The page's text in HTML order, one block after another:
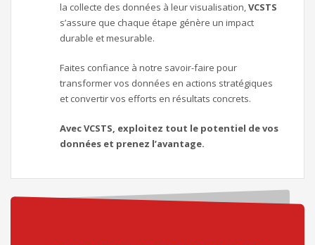
la collecte des données à leur visualisation,VCSTS
s’assure que chaque étape génère un impact
durable et mesurable.
Faites confiance à notre savoir-faire pour
transformer vos données en actions stratégiques
et convertir vos efforts en résultats concrets.
Avec VCSTS, exploitez tout le potentiel de vos
données et prenez l’avantage.